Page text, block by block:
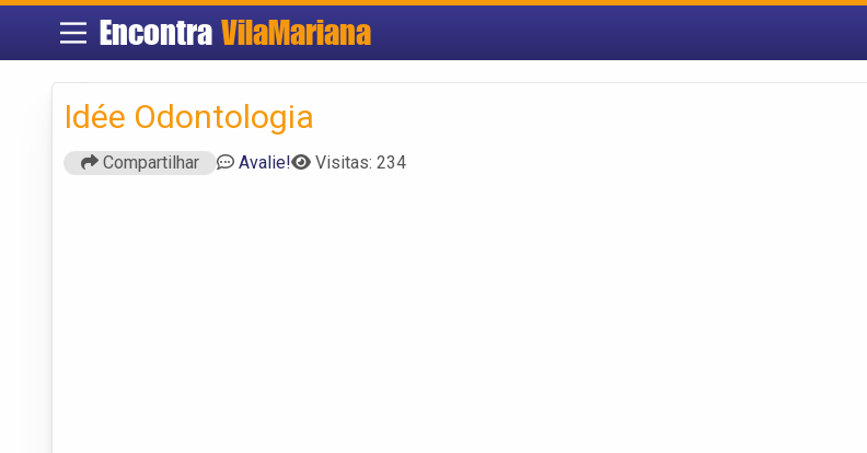
Encontra VilaMariana
Idée Odontologia
Compartilhar Avalie! Visitas: 234